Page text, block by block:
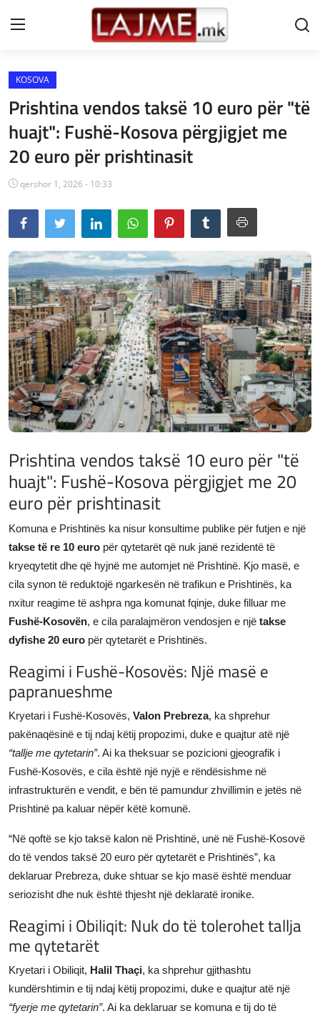
Shtëpi
LAJME MAQEDONI
SHQIPERI
KOSOVA
LAJME NGA BOTA
SHOWBIZ
SPORT
SHENDETI
JETA
Gallery
Shqip
KOSOVA
Prishtina vendos taksë 10 euro për "të
huajt": Fushë-Kosova përgjigjet me
20 euro për prishtinasit
qershor 1, 2026 - 10:33
Prishtina vendos taksë 10 euro për "të
huajt": Fushë-Kosova përgjigjet me 20
euro për prishtinasit
Komuna e Prishtinës ka nisur konsultime publike për futjen e një
takse të re 10 euro për qytetarët që nuk janë rezidentë të
kryeqytetit dhe që hyjnë me automjet në Prishtinë. Kjo masë, e
cila synon të reduktojë ngarkesën në trafikun e Prishtinës, ka
nxitur reagime të ashpra nga komunat fqinje, duke filluar me
Fushë-Kosovën, e cila paralajmëron vendosjen e një takse
dyfishe 20 euro për qytetarët e Prishtinës.
Reagimi i Fushë-Kosovës: Një masë e
papranueshme
Kryetari i Fushë-Kosovës, Valon Prebreza, ka shprehur
pakënaqësinë e tij ndaj këtij propozimi, duke e quajtur atë një
“tallje me qytetarin”. Ai ka theksuar se pozicioni gjeografik i
Fushë-Kosovës, e cila është një nyjë e rëndësishme në
infrastrukturën e vendit, e bën të pamundur zhvillimin e jetës në
Prishtinë pa kaluar nëpër këtë komunë.
“Në qoftë se kjo taksë kalon në Prishtinë, unë në Fushë-Kosovë
do të vendos taksë 20 euro për qytetarët e Prishtinës”, ka
deklaruar Prebreza, duke shtuar se kjo masë është menduar
seriozisht dhe nuk është thjesht një deklaratë ironike.
Reagimi i Obiliqit: Nuk do të tolerohet tallja
me qytetarët
Kryetari i Obiliqit, Halil Thaçi, ka shprehur gjithashtu
kundërshtimin e tij ndaj këtij propozimi, duke e quajtur atë një
“fyerje me qytetarin”. Ai ka deklaruar se komuna e tij do të